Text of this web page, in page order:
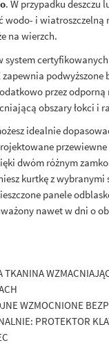
. W przypadku deszczu
wodo- i wiatroszczelną
na wierzch.
system certyfikowanych
zapewnia podwyższone
przez odporną
obszary łokci i
idealnie
przewiewne
dwóm różnym
kurtkę z
panele
nawet w dni o
TKANINA
WZMOCNIONE
PROTEKTOR